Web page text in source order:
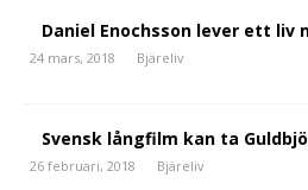
Daniel Enochsson lever ett liv
24 mars, 2018 Bjäreliv
Svensk långfilm kan ta
26 februari, 2018 Bjäreliv